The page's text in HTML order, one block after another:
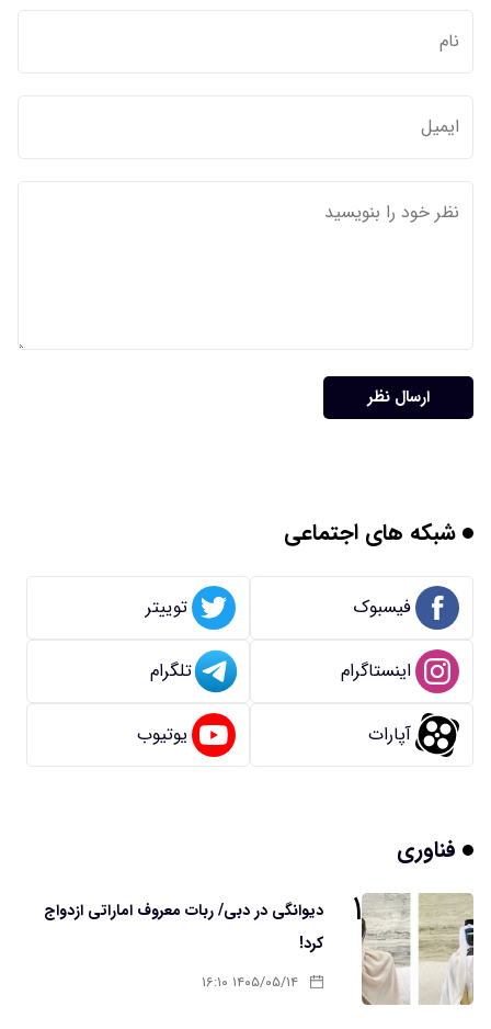
ارسال نظر
شبکه های اجتماعی
فیسبوک توییتر
اینستاگرام تلگرام
آپارات یوتیوب
فناوری
۱
دیوانگی در دبی/ ربات معروف اماراتی ازدواج
کرد!
۱۴۰۵/۰۵/۱۴ ۱۶:۱۰